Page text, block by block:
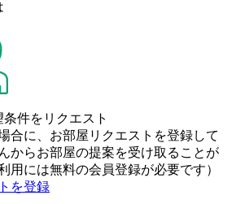
件をリクエスト
合に、お部屋リクエストを登録して
からお部屋の提案を受け取ることが
用には無料の会員登録が必要です）
を登録